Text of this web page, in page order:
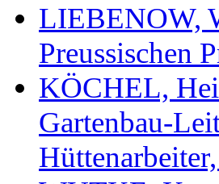
LIEBENOW,
Preussischen
KÖCHEL,
Gartenbau-